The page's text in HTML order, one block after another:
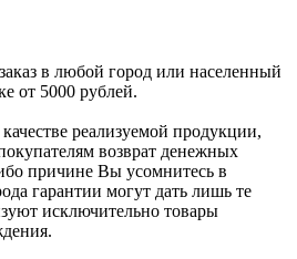
в любой город или населенный
от 5000 рублей.
реализуемой продукции,
возврат денежных
причине Вы усомнитесь в
гарантии могут дать лишь те
исключительно товары